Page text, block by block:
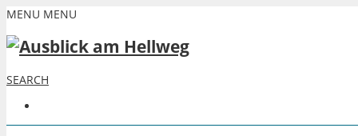
MENU MENU
SEARCH